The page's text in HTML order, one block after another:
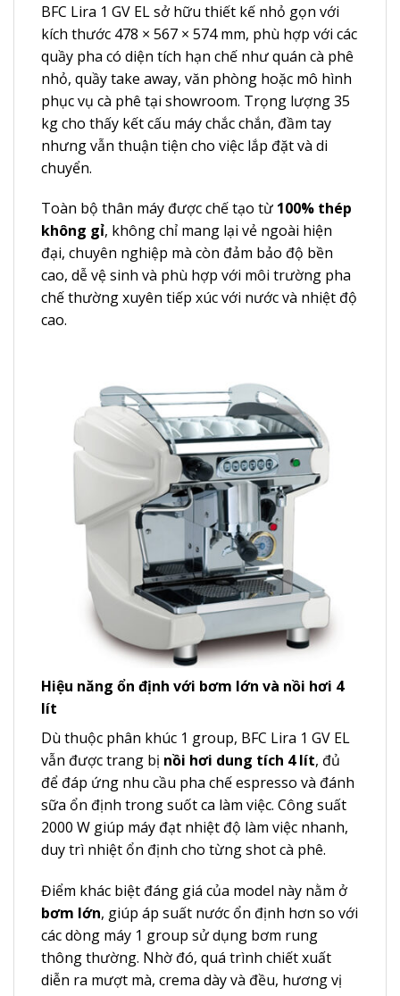
BFC Lira 1 GV EL sở hữu thiết kế nhỏ gọn với
kích thước 478 × 567 × 574 mm, phù hợp với các
quầy pha có diện tích hạn chế như quán cà phê
nhỏ, quầy take away, văn phòng hoặc mô hình
phục vụ cà phê tại showroom. Trọng lượng 35
kg cho thấy kết cấu máy chắc chắn, đầm tay
nhưng vẫn thuận tiện cho việc lắp đặt và di
chuyển.
Toàn bộ thân máy được chế tạo từ 100% thép
không gỉ, không chỉ mang lại vẻ ngoài hiện
đại, chuyên nghiệp mà còn đảm bảo độ bền
cao, dễ vệ sinh và phù hợp với môi trường pha
chế thường xuyên tiếp xúc với nước và nhiệt độ
cao.
Hiệu năng ổn định với bơm lớn và nồi hơi 4
lít
Dù thuộc phân khúc 1 group, BFC Lira 1 GV EL
vẫn được trang bị nồi hơi dung tích 4 lít, đủ
để đáp ứng nhu cầu pha chế espresso và đánh
sữa ổn định trong suốt ca làm việc. Công suất
2000 W giúp máy đạt nhiệt độ làm việc nhanh,
duy trì nhiệt ổn định cho từng shot cà phê.
Điểm khác biệt đáng giá của model này nằm ở
bơm lớn, giúp áp suất nước ổn định hơn so với
các dòng máy 1 group sử dụng bơm rung
thông thường. Nhờ đó, quá trình chiết xuất
diễn ra mượt mà, crema dày và đều, hương vị